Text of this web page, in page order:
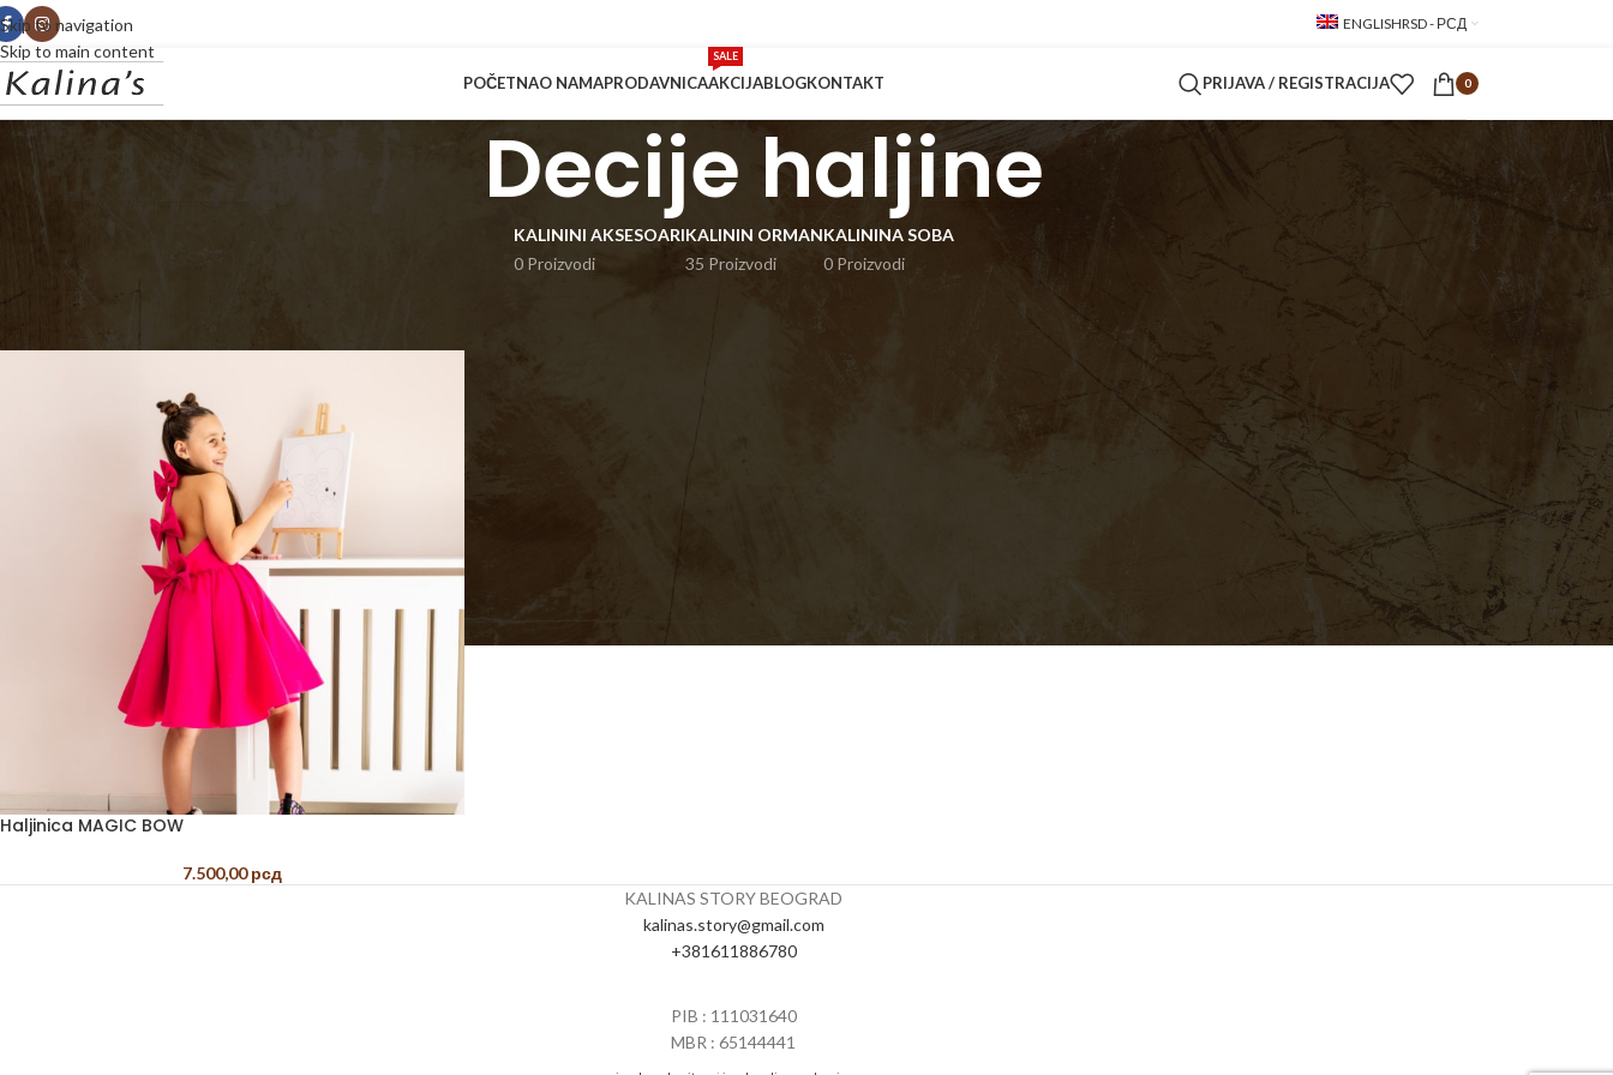
Skip to navigation
Skip to main content
ENGLISHRSD - РСД
POČETNAO NAMAPRODAVNICAAKCIJA
SALE
BLOGKONTAKT PRIJAVA / REGISTRACIJA 0
Decije haljine
KALININI AKSESOARI
0 Proizvodi
KALININ ORMAN
35 Proizvodi
KALININA SOBA
0 Proizvodi
Haljinica MAGIC BOW
7.500,00рсд
KALINAS STORY BEOGRAD
kalinas.story@gmail.com
+381611886780
PIB : 111031640
MBR : 65144441